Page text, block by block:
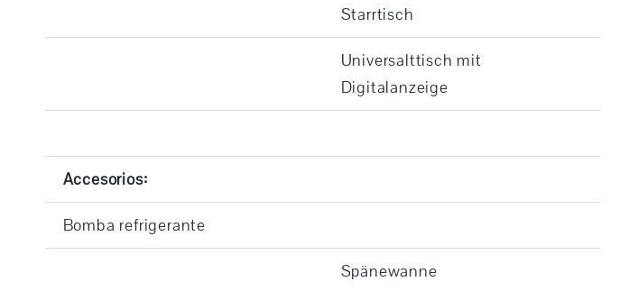
Starrtisch
Universalttisch mit
Digitalanzeige
Accesorios:
Bomba refrigerante
Spänewanne